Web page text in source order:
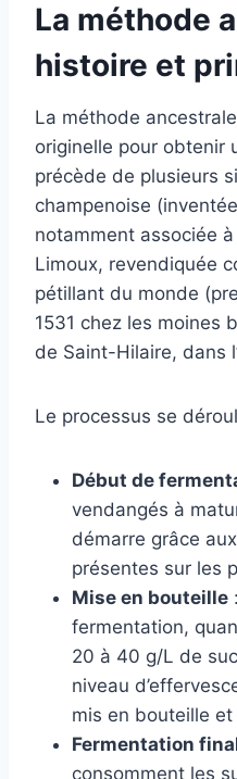
La méthode
histoire et
La méthode
originelle pour obtenir
précède de plusieurs
champenoise
notamment associée
Limoux, revendiquée
pétillant du monde
1531 chez les moines
de Saint-Hilaire, dans
Le processus se
Début de
vendangés à
démarre grâce
présentes sur les
Mise en bouteille
fermentation,
20 à 40 g/L de
niveau
mis en bouteille
Fermentation
consomment les